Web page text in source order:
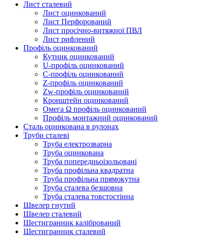
Лист сталевий
Лист оцинкований
Лист Перфорований
Лист просічно-витяжної ПВЛ
Лист рифлений
Профіль оцинкований
Кутник оцинкований
U-профіль оцинкований
С-профіль оцинкований
Z-профіль оцинкований
Zw-профіль оцинкований
Кронштейн оцинкований
Омега Ω профіль оцинкований
Профіль монтажний оцинкований
Сталь оцинкована в рулонах
Труби сталеві
Труба електрозварна
Труба оцинкована
Труба попередньоізольовані
Труба профільна квадратна
Труба профільна прямокутна
Труба сталева безшовна
Труба сталева товстостінна
Швелер гнутий
Швелер сталевий
Шестигранник калібрований
Шестигранник сталевий